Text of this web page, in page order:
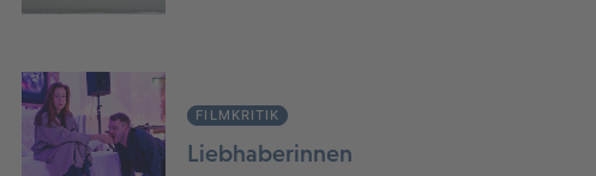
FILMKRITIK
Liebhaberinnen